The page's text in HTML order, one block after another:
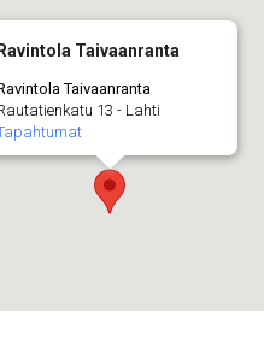
Ravintola Taivaanranta
Taivaanranta
13 - Lahti